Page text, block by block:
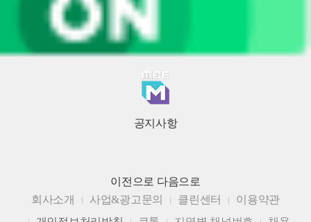
공지사항
이전으로 다음으로
회사소개
사업&광고문의 클린센터
이용약관